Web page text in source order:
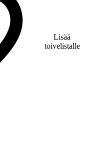
Lisää
toivelistalle